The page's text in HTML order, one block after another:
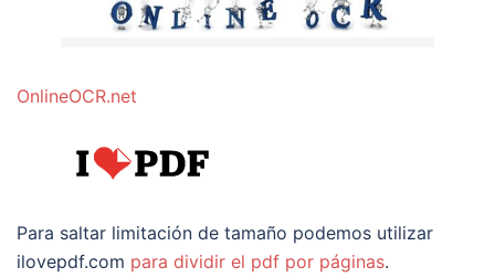
OnlineOCR.net
Para saltar limitación de tamaño podemos utilizar
ilovepdf.com para dividir el pdf por páginas.